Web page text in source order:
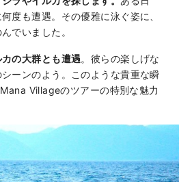
度も遭遇。その優雅に泳ぐ姿に、
でいました。
カの大群とも遭遇。彼らの楽しげな
ーンのよう。このような貴重な瞬
Villageのツアーの特別な魅力